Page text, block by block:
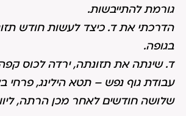
גורמת להתייבשות.
הדרכתי את ד. כיצד לעשות חודש
בגופה.
ד. שינתה את תזונתה, ירדה לכוס
עבודת גוף נפש – תטא הילינג, פרחי
שלושה חודשים לאחר מכן הרתה,